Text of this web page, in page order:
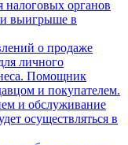
налоговых органов
выигрыше в
о продаже
личного
Помощник
и покупателем.
и обслуживание
осуществляться в